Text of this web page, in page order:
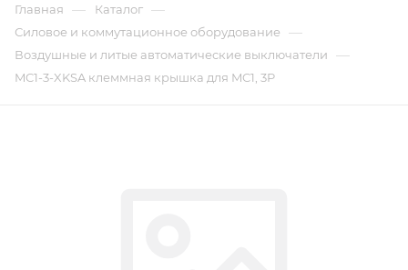
Главная — Каталог —
Силовое и коммутационное оборудование —
Воздушные и литые автоматические выключатели —
MC1-3-XKSA клеммная крышка для MC1, 3P